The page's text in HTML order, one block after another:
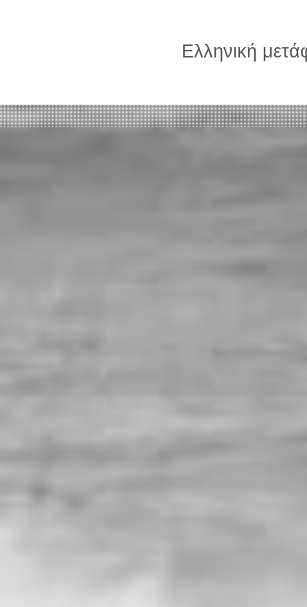
Ελληνική